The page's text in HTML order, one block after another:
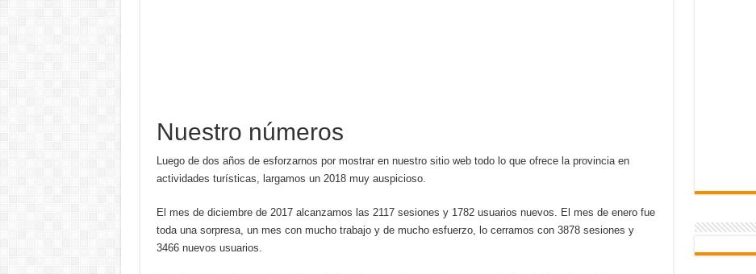
Nuestro números
Luego de dos años de esforzarnos por mostrar en nuestro sitio web todo lo que ofrece la provincia en
actividades turísticas, largamos un 2018 muy auspicioso.
El mes de diciembre de 2017 alcanzamos las 2117 sesiones y 1782 usuarios nuevos. El mes de enero fue
toda una sorpresa, un mes con mucho trabajo y de mucho esfuerzo, lo cerramos con 3878 sesiones y
3466 nuevos usuarios.